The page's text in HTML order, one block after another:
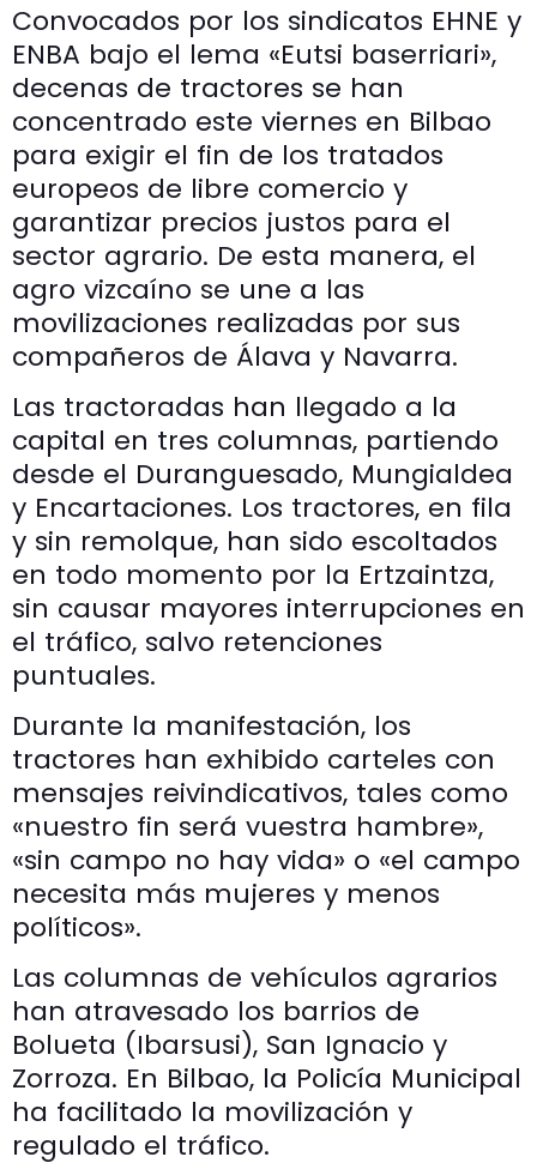
Convocados por los sindicatos EHNE y
ENBA bajo el lema «Eutsi baserriari»,
decenas de tractores se han
concentrado este viernes en Bilbao
para exigir el fin de los tratados
europeos de libre comercio y
garantizar precios justos para el
sector agrario. De esta manera, el
agro vizcaíno se une a las
movilizaciones realizadas por sus
compañeros de Álava y Navarra.
Las tractoradas han llegado a la
capital en tres columnas, partiendo
desde el Duranguesado, Mungialdea
y Encartaciones. Los tractores, en fila
y sin remolque, han sido escoltados
en todo momento por la Ertzaintza,
sin causar mayores interrupciones en
el tráfico, salvo retenciones
puntuales.
Durante la manifestación, los
tractores han exhibido carteles con
mensajes reivindicativos, tales como
«nuestro fin será vuestra hambre»,
«sin campo no hay vida» o «el campo
necesita más mujeres y menos
políticos».
Las columnas de vehículos agrarios
han atravesado los barrios de
Bolueta (Ibarsusi), San Ignacio y
Zorroza. En Bilbao, la Policía Municipal
ha facilitado la movilización y
regulado el tráfico.